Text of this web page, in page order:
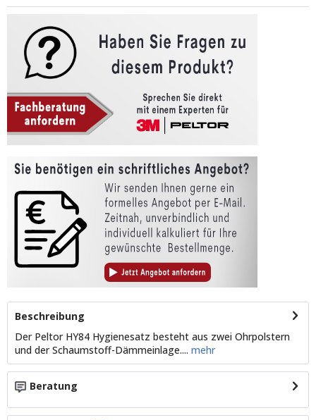
Beschreibung
Der Peltor HY84 Hygienesatz besteht aus zwei Ohrpolstern
und der Schaumstoff-Dämmeinlage.... mehr
Beratung